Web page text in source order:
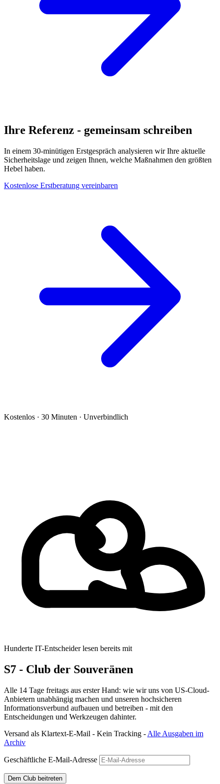
Ihre Referenz - gemeinsam schreiben
In einem 30-minütigen Erstgespräch analysieren wir Ihre aktuelle
Sicherheitslage und zeigen Ihnen, welche Maßnahmen den größten
Hebel haben.
Kostenlose Erstberatung vereinbaren
Kostenlos · 30 Minuten · Unverbindlich
Hunderte IT-Entscheider lesen bereits mit
S7 - Club der Souveränen
Alle 14 Tage freitags aus erster Hand: wie wir uns von US-Cloud-
Anbietern unabhängig machen und unseren hochsicheren
Informationsverbund aufbauen und betreiben - mit den
Entscheidungen und Werkzeugen dahinter.
Versand als Klartext-E-Mail - Kein Tracking - Alle Ausgaben im
Archiv
Geschäftliche E-Mail-Adresse
Dem Club beitreten